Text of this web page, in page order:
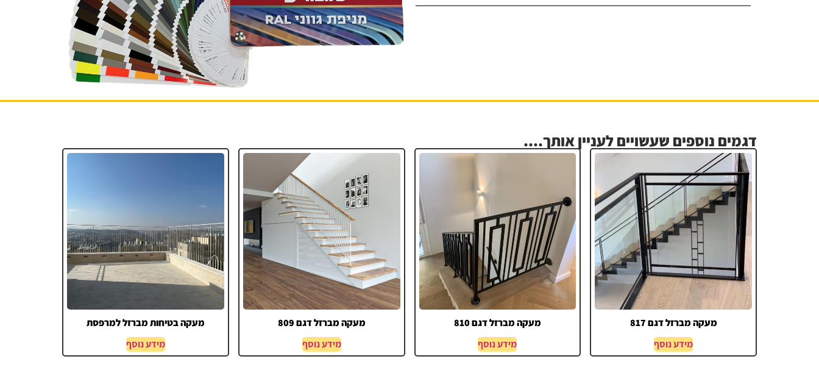
דגמים נוספים שעשויים לעניין אותך....
מעקה מברזל דגם 817
מידע נוסף
מעקה מברזל דגם 810
מידע נוסף
מעקה מברזל דגם 809
מידע נוסף
מעקה בטיחות מברזל למרפסת
מידע נוסף